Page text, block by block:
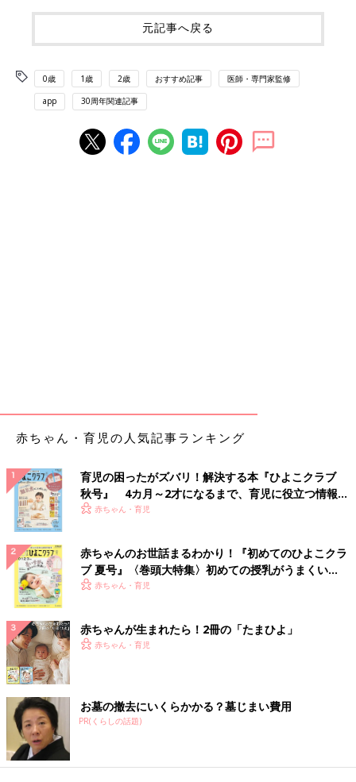
元記事へ戻る
0歳 1歳 2歳 おすすめ記事 医師・専門家監修
app 30周年関連記事
赤ちゃん・育児の人気記事ランキング
育児の困ったがズバリ！解決する本『ひよこクラブ
秋号』 4カ月～2才になるまで、育児に役立つ情報が
いっぱい！
赤ちゃん・育児
赤ちゃんのお世話まるわかり！『初めてのひよこクラ
ブ 夏号』〈巻頭大特集〉初めての授乳がうまくい
く！ おっぱい・ミルクの基本と夏のトラブル 解決テ
赤ちゃん・育児
赤ちゃんが生まれたら！2冊の「たまひよ」
赤ちゃん・育児
お墓の撤去にいくらかかる？墓じまい費用
PR(くらしの話題)